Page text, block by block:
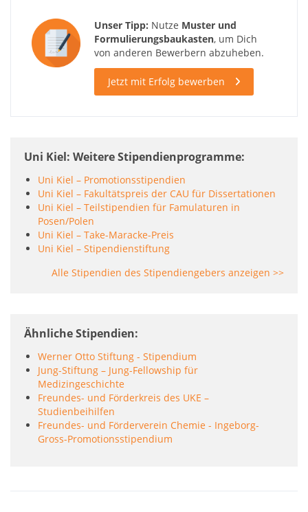
Unser Tipp: Nutze Muster und
Formulierungsbaukasten, um Dich
von anderen Bewerbern abzuheben.
Jetzt mit Erfolg bewerben
Uni Kiel: Weitere Stipendienprogramme
Uni Kiel – Promotionsstipendien
Uni Kiel – Fakultätspreis der CAU für Dissertationen
Uni Kiel – Teilstipendien für Famulaturen in
Posen/Polen
Uni Kiel – Take-Maracke-Preis
Uni Kiel – Stipendienstiftung
Alle Stipendien des Stipendiengebers anzeigen >>
Ähnliche Stipendien
Werner Otto Stiftung - Stipendium
Jung-Stiftung – Jung-Fellowship für
Medizingeschichte
Freundes- und Förderkreis des UKE –
Studienbeihilfen
Freundes- und Förderverein Chemie - Ingeborg-
Gross-Promotionsstipendium